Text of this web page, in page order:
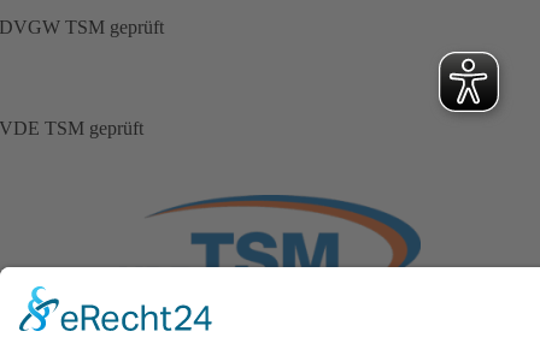
DVGW TSM geprüft
VDE TSM geprüft